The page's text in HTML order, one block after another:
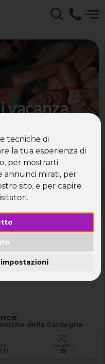
tecniche di
la tua esperienza di
per mostrarti
annunci mirati, per
sito, e per capire
vacanza
le diverse proposte
l'anno
E TRAGHETTI DISPONIBILI
SOFT ALL INCLUSIVE
della Sardegna
GRUPPO
35